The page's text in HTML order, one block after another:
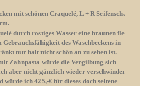
mit schönen Craquelé,L + R Seifenschale
durch rostiges Wasser eine braunen fleck
Gebrauchsfähigkeit des Waschbeckens in
nur halt nicht schön an zu sehen ist.
Zahnpasta würde die Vergilbung sich
aber nicht gänzlich wieder verschwinden.
würde ich 425,-€ für dieses doch seltene